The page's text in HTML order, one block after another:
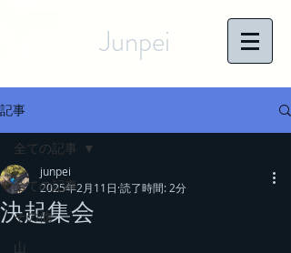
Junpei
記事
全ての記事
その他
山
全ての記事
決起集会
junpei
2025年2月11日 読了時間: 2分